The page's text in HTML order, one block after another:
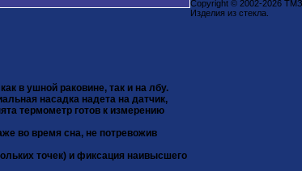
в ушной раковине, так и на лбу.
насадка надета на датчик,
термометр готов к измерению
во время сна, не потревожив
точек) и фиксация наивысшего
Copyright © 2002-2026
Изделия из стекла.